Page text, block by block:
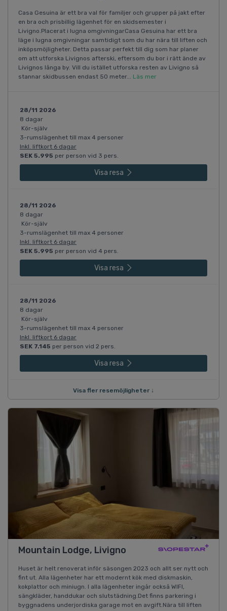
Casa Gesuina är ett bra val för familjer och grupper på jakt efter
en bra och prisbillig lägenhet för en skidsemester i
Livigno.Placerat i lugna omgivningarCasa Gesuina har ett bra
läge i lugna omgivningar samtidigt som du har nära till liften och
inköpsmöjligheter. Detta passar perfekt till dig som har planer
om att utforska Livignos afterski, eftersom du bor i rätt ände av
Livignos långa by. Vill du istället utforska resten av Livigno så
stannar skidbussen endast 50 meter... Läs mer
28/11 2026
8 dagar
Kör-själv
3-rumslägenhet till max 4 personer
Inkl. liftkort 6 dagar
SEK 5.995 per person vid 3 pers.
Visa resa
28/11 2026
8 dagar
Kör-själv
3-rumslägenhet till max 4 personer
Inkl. liftkort 6 dagar
SEK 5.995 per person vid 4 pers.
Visa resa
28/11 2026
8 dagar
Kör-själv
3-rumslägenhet till max 4 personer
Inkl. liftkort 6 dagar
SEK 7.145 per person vid 2 pers.
Visa resa
Visa fler resemöjligheter ↓
Mountain Lodge, Livigno
Huset är helt renoverat inför säsongen 2023 och allt ser nytt och
fint ut. Alla lägenheter har ett modernt kök med diskmaskin,
kokplattor och miniugn. I alla lägenheter ingår också WIFI,
sängkläder, handdukar och slutstädning.Det finns parkering i
byggnadens underjordiska garage mot en avgift.Nära till liften